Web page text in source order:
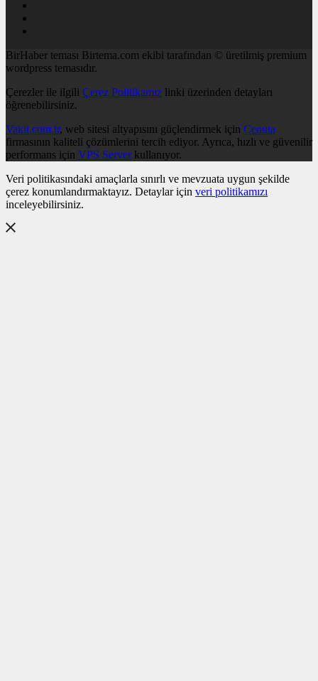
BirHaber teması Birtema.com ekibi tarafından © üretilmiş premium
wordpress temasıdır.
Çerezler ile ilgili Çerez Politikamız linki üzerinden detayları
öğrenebilirsiniz.
Vakit.com.tr, web sitesi altyapısını güçlendirmek için Cenuta
firmasının kaliteli çözümlerini tercih ediyor. Ayrıca, hızlı ve güvenilir
performans için VPS Serverkullanıyor.
Veri politikasındaki amaçlarla sınırlı ve mevzuata uygun şekilde
çerez konumlandırmaktayız. Detaylar için veri politikamızı
inceleyebilirsiniz.